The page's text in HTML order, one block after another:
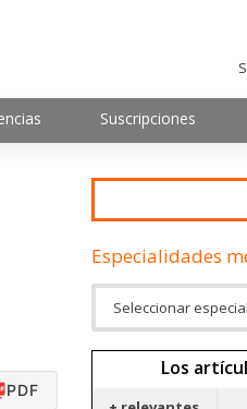
Suscripciones
PDF
Especialidades
Los